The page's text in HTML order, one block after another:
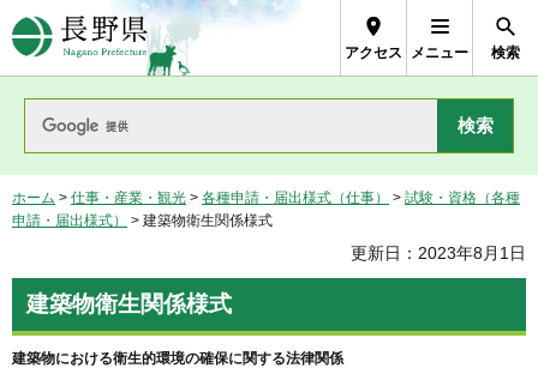
長野県Nagano Prefecture
アクセス メニュー 検索
ホーム > 仕事・産業・観光 > 各種申請・届出様式（仕事） > 試験・資格（各種
申請・届出様式）
> 建築物衛生関係様式
更新日：2023年8月1日
建築物衛生関係様式
建築物における衛生的環境の確保に関する法律関係